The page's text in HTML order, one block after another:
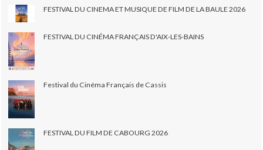
FESTIVAL DU CINEMA ET MUSIQUE DE FILM DE LA BAULE 2026
FESTIVAL DU CINÉMA FRANÇAIS D'AIX-LES-BAINS
Festival du Cinéma Français de Cassis
FESTIVAL DU FILM DE CABOURG 2026